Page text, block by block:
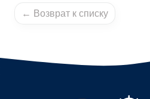
← Возврат к списку